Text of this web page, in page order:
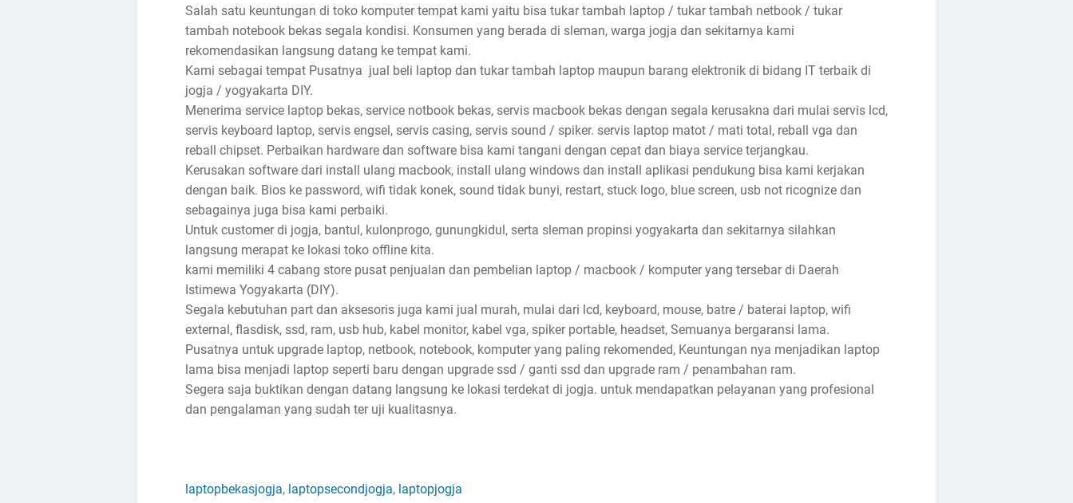
Salah satu keuntungan di toko komputer tempat kami yaitu bisa tukar tambah laptop / tukar tambah netbook / tukar
tambah notebook bekas segala kondisi. Konsumen yang berada di sleman, warga jogja dan sekitarnya kami
rekomendasikan langsung datang ke tempat kami.
Kami sebagai tempat Pusatnya jual beli laptop dan tukar tambah laptop maupun barang elektronik di bidang IT terbaik di
jogja / yogyakarta DIY.
Menerima service laptop bekas, service notbook bekas, servis macbook bekas dengan segala kerusakna dari mulai servis lcd,
servis keyboard laptop, servis engsel, servis casing, servis sound / spiker. servis laptop matot / mati total, reball vga dan
reball chipset. Perbaikan hardware dan software bisa kami tangani dengan cepat dan biaya service terjangkau.
Kerusakan software dari install ulang macbook, install ulang windows dan install aplikasi pendukung bisa kami kerjakan
dengan baik. Bios ke password, wifi tidak konek, sound tidak bunyi, restart, stuck logo, blue screen, usb not ricognize dan
sebagainya juga bisa kami perbaiki.
Untuk customer di jogja, bantul, kulonprogo, gunungkidul, serta sleman propinsi yogyakarta dan sekitarnya silahkan
langsung merapat ke lokasi toko offline kita.
kami memiliki 4 cabang store pusat penjualan dan pembelian laptop / macbook / komputer yang tersebar di Daerah
Istimewa Yogyakarta (DIY).
Segala kebutuhan part dan aksesoris juga kami jual murah, mulai dari lcd, keyboard, mouse, batre / baterai laptop, wifi
external, flasdisk, ssd, ram, usb hub, kabel monitor, kabel vga, spiker portable, headset, Semuanya bergaransi lama.
Pusatnya untuk upgrade laptop, netbook, notebook, komputer yang paling rekomended, Keuntungan nya menjadikan laptop
lama bisa menjadi laptop seperti baru dengan upgrade ssd / ganti ssd dan upgrade ram / penambahan ram.
Segera saja buktikan dengan datang langsung ke lokasi terdekat di jogja. untuk mendapatkan pelayanan yang profesional
dan pengalaman yang sudah ter uji kualitasnya.
laptopbekasjogja, laptopsecondjogja, laptopjogja